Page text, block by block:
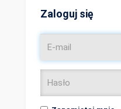
Zaloguj się